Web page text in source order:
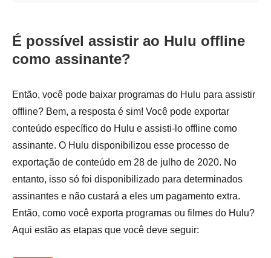
É possível assistir ao Hulu offline
como assinante?
Então, você pode baixar programas do Hulu para assistir
offline? Bem, a resposta é sim! Você pode exportar
conteúdo específico do Hulu e assisti-lo offline como
assinante. O Hulu disponibilizou esse processo de
exportação de conteúdo em 28 de julho de 2020. No
entanto, isso só foi disponibilizado para determinados
assinantes e não custará a eles um pagamento extra.
Então, como você exporta programas ou filmes do Hulu?
Aqui estão as etapas que você deve seguir: